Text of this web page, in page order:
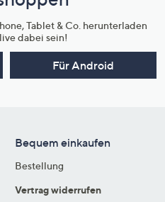
Tablet & Co. herunterladen
dabei sein!
Für Android
Bequem einkaufen
Bestellung
Vertrag widerrufen